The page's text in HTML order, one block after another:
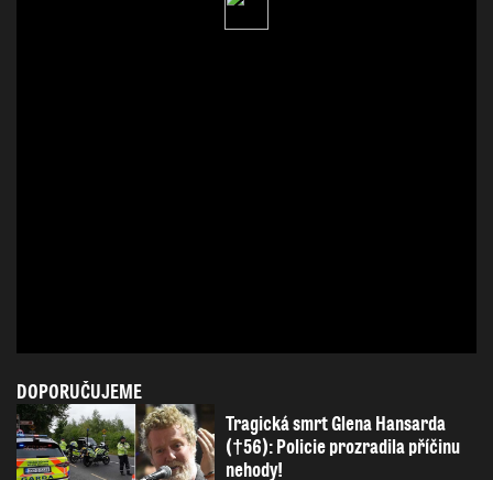
DOPORUČUJEME
Tragická smrt Glena Hansarda
(†56): Policie prozradila příčinu
nehody!